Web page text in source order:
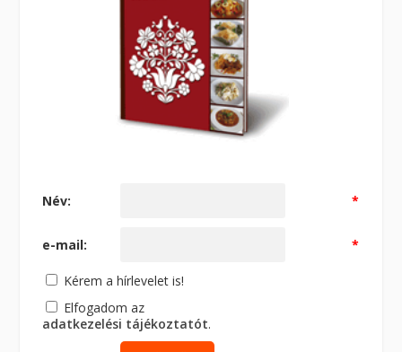
Név: *
e-mail: *
Kérem a hírlevelet is!
Elfogadom az
adatkezelési tájékoztatót.